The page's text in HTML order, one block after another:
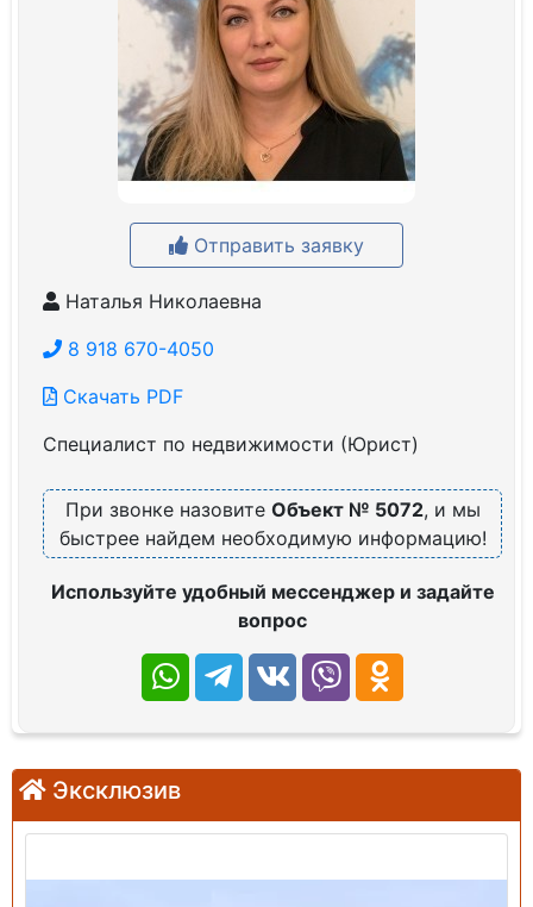
Отправить заявку
Наталья Николаевна
8 918 670-4050
Скачать PDF
Специалист по недвижимости (Юрист)
При звонке назовите Объект № 5072, и мы
быстрее найдем необходимую информацию!
Используйте удобный мессенджер и задайте
вопрос
Эксклюзив